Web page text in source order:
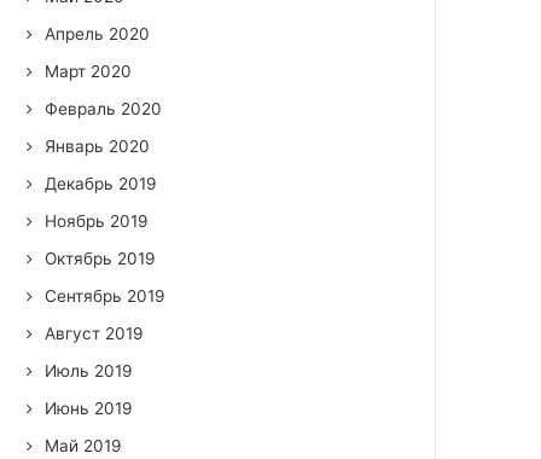
Апрель 2020
Март 2020
Февраль 2020
Январь 2020
Декабрь 2019
Ноябрь 2019
Октябрь 2019
Сентябрь 2019
Август 2019
Июль 2019
Июнь 2019
Май 2019